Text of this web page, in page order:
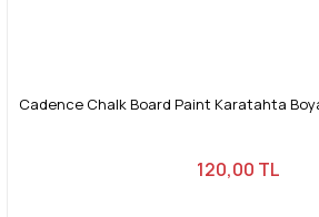
Cadence Chalk Board Paint Karatahta
120,00 TL